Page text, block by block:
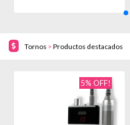
Tornos > Productos destacados
5% OFF!